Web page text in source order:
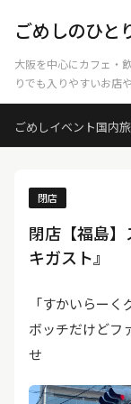
ごめしのひと
大阪を中心にカフェ・
りでも入りやすいお店
ごめしイベント国内
閉店
閉店【福島
キガスト』
「すかいらー
ボッチだけどフ
せ